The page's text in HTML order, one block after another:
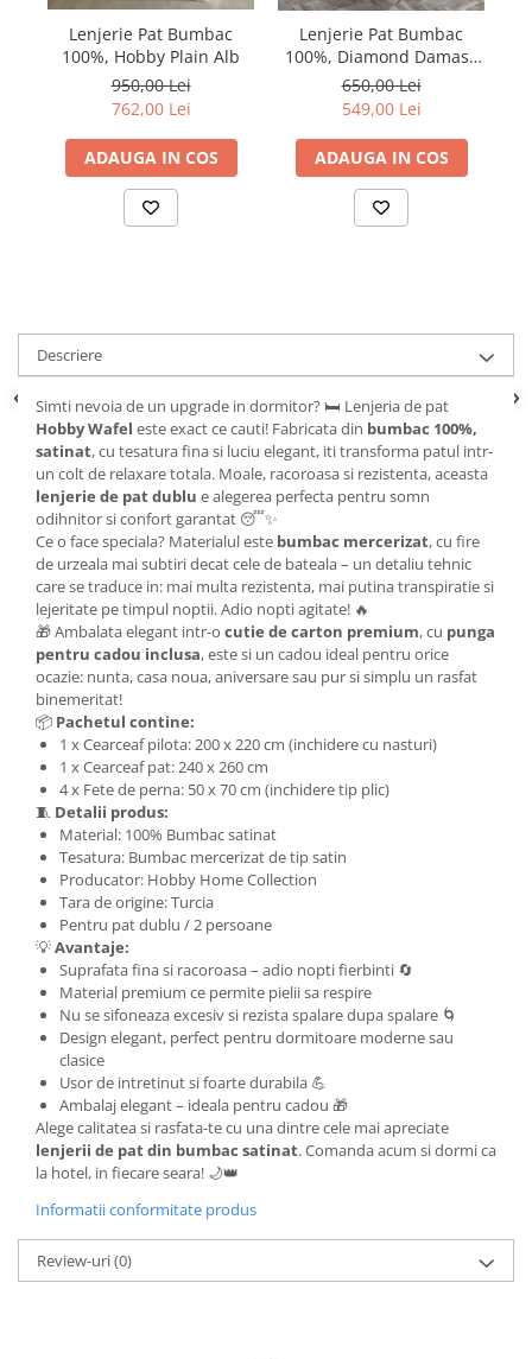
Lenjerie Pat Bumbac
100%, Hobby Plain Alb
950,00 Lei
762,00 Lei
ADAUGA IN COS
Lenjerie Pat Bumbac
100%, Diamond Damasc
Satinat Crem
650,00 Lei
549,00 Lei
ADAUGA IN COS
Descriere
Simti nevoia de un upgrade in dormitor? 🛏️ Lenjeria de pat
Hobby Wafel este exact ce cauti! Fabricata din bumbac 100%,
satinat, cu tesatura fina si luciu elegant, iti transforma patul intr-
un colt de relaxare totala. Moale, racoroasa si rezistenta, aceasta
lenjerie de pat dublu e alegerea perfecta pentru somn
odihnitor si confort garantat 😴✨
Ce o face speciala? Materialul este bumbac mercerizat, cu fire
de urzeala mai subtiri decat cele de bateala – un detaliu tehnic
care se traduce in: mai multa rezistenta, mai putina transpiratie si
lejeritate pe timpul noptii. Adio nopti agitate! 🔥
🎁 Ambalata elegant intr-o cutie de carton premium, cu punga
pentru cadou inclusa, este si un cadou ideal pentru orice
ocazie: nunta, casa noua, aniversare sau pur si simplu un rasfat
binemeritat!
📦 Pachetul contine:
1 x Cearceaf pilota: 200 x 220 cm (inchidere cu nasturi)
1 x Cearceaf pat: 240 x 260 cm
4 x Fete de perna: 50 x 70 cm (inchidere tip plic)
🧵 Detalii produs:
Material: 100% Bumbac satinat
Tesatura: Bumbac mercerizat de tip satin
Producator: Hobby Home Collection
Tara de origine: Turcia
Pentru pat dublu / 2 persoane
💡Avantaje:
Suprafata fina si racoroasa – adio nopti fierbinti 🔄
Material premium ce permite pielii sa respire
Nu se sifoneaza excesiv si rezista spalare dupa spalare 🌀
Design elegant, perfect pentru dormitoare moderne sau
clasice
Usor de intretinut si foarte durabila 💪
Ambalaj elegant – ideala pentru cadou 🎁
Alege calitatea si rasfata-te cu una dintre cele mai apreciate
lenjerii de pat din bumbac satinat. Comanda acum si dormi ca
la hotel, in fiecare seara! 🌙👑
Informatii conformitate produs
Review-uri(0)